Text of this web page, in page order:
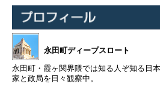
永田町ディープスロート
永田町・霞ヶ関界隈では知る人ぞ知る日
家と政局を日々観察中。